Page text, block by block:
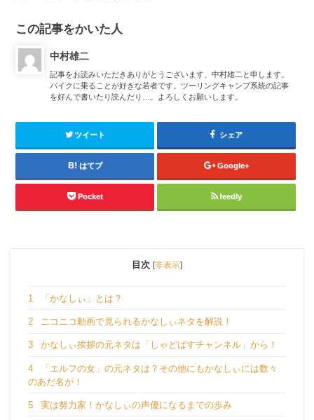
この記事をかいた人
中村雄二
記事をお読みいただきありがとうございます、中村雄二と申します。
バイクに乗ることが好きな若者です。ツーリングキャンプ系統の記事
を好んで書いたり読んだり…。よろしくお願いします。
ツイート シェア
はてブ Google+
Pocket feedly
目次 [非表示]
1 「かなしぃ」とは？
2 ニコニコ動画で見られるかなしぃネタを解説！
3 かなしぃ挨拶の元ネタは「しゃどばすチャンネル」から！
4
「エルフの女」の元ネタは？その他にもかなしぃには数々
のあだ名が！
5 実は努力家！かなしぃの声優になるまでの歩み